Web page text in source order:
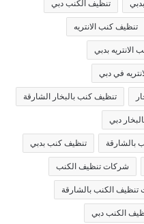
تنظيف الكنب دبي
تنظيف كنب الانتريه
الانتريه بدبي
في دبي
تنظيف كنب بالبخار الشارقة
دبي
بالشارقة تنظيف كنب بدبي
شركات تنظيف الكنب
الكنب بالشارقة
الكنب دبي